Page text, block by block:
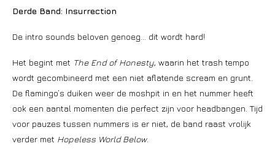
Derde Band: Insurrection
De intro sounds beloven genoeg… dit wordt hard!
Het begint met The End of Honesty, waarin het trash tempo
wordt gecombineerd met een niet aflatende scream en grunt.
De flamingo’s duiken weer de moshpit in en het nummer heeft
ook een aantal momenten die perfect zijn voor headbangen. Tijd
voor pauzes tussen nummers is er niet, de band raast vrolijk
verder met Hopeless World Below.